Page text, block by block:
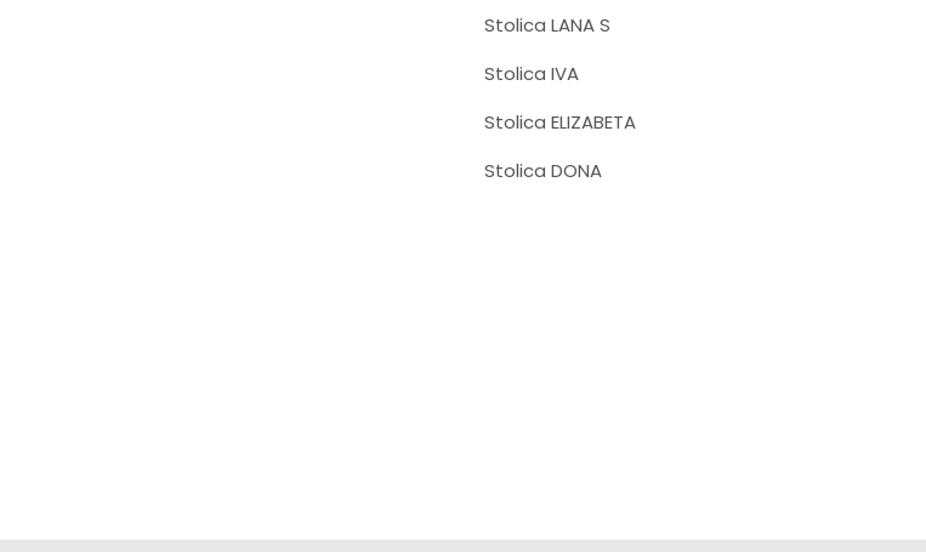
Stolica LANA S
Stolica IVA
Stolica ELIZABETA
Stolica DONA